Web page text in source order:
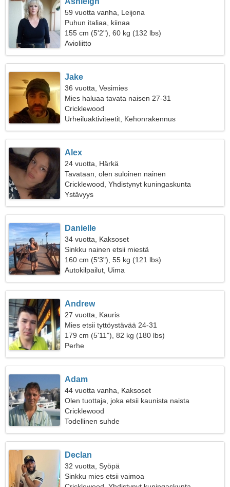
59 vuotta vanha, Leijona
Puhun italiaa, kiinaa
155 cm (5'2"), 60 kg (132 lbs)
Avioliitto
Jake
36 vuotta, Vesimies
Mies haluaa tavata naisen 27-31
Cricklewood
Urheiluaktiviteetit, Kehonrakennus
Alex
24 vuotta, Härkä
Tavataan, olen suloinen nainen
Cricklewood, Yhdistynyt kuningaskunta
Ystävyys
Danielle
34 vuotta, Kaksoset
Sinkku nainen etsii miestä
160 cm (5'3"), 55 kg (121 lbs)
Autokilpailut, Uima
Andrew
27 vuotta, Kauris
Mies etsii tyttöystävää 24-31
179 cm (5'11"), 82 kg (180 lbs)
Perhe
Adam
44 vuotta vanha, Kaksoset
Olen tuottaja, joka etsii kaunista naista
Cricklewood
Todellinen suhde
Declan
32 vuotta, Syöpä
Sinkku mies etsii vaimoa